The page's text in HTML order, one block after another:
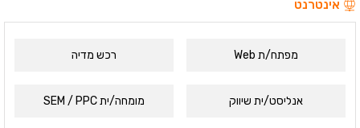
אינטרנט
מפתח/ת Web רכש מדיה
אנליסט/ית שיווק מומחה/ית SEM / PPC